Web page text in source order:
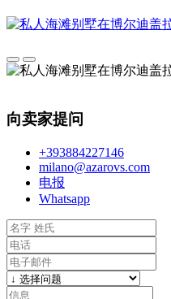
向卖家提问
+393884227146
milano@azarovs.com
电报
Whatsapp